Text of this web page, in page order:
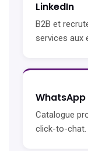
LinkedIn
B2B et
services aux
WhatsApp
Catalogue
click-to-chat.